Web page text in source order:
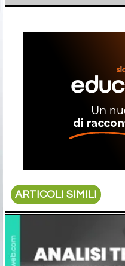
ARTICOLI SIMILI